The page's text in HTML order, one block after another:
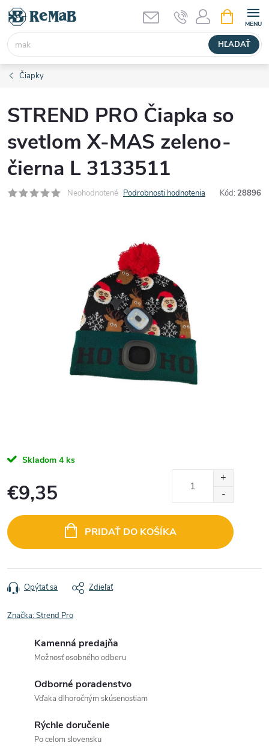
Prejsť
obsah
HĽADAŤ
KOŠÍK
Čiapky
STREND PRO Čiapka so
svetlom X-MAS zeleno-
čierna L 3133511
Neohodnotené Podrobnosti hodnotenia Kód: 28896
Skladom 4 ks
€9,35
cena:
PRIDAŤ DO KOŠÍKA
Opýtať sa Zdieľať
Značka:Strend Pro
Kamenná predajňa
Možnosť osobného odberu
Odborné poradenstvo
Vďaka dlhoročným skúsenostiam
Rýchle doručenie
Po celom slovensku